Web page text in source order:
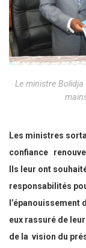
Le ministre
Les ministres
confiance
Ils leur ont
responsabilités
l’épanouissement
eux rassuré de
de la vision du